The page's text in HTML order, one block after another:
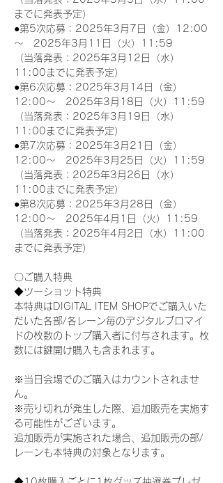
までに発表予定）
●第5次応募：2025年3月7日（金）12:00
～　2025年3月11日（火）11:59
（当落発表：2025年3月12日（水）
11:00までに発表予定）
●第6次応募：2025年3月14日（金）
12:00～　2025年3月18日（火）11:59
（当落発表：2025年3月19日（水）
11:00までに発表予定）
●第7次応募：2025年3月21日（金）
12:00～　2025年3月25日（火）11:59
（当落発表：2025年3月26日（水）
11:00までに発表予定）
●第8次応募：2025年3月28日（金）
12:00～　2025年4月1日（火）11:59
（当落発表：2025年4月2日（水）11:00
までに発表予定）
〇ご購入特典
◆ツーショット特典
本特典はDIGITAL ITEM SHOPでご購入いた
だいた各部/各レーン毎のデジタルブロマイ
ドの枚数のトップ購入者に付与されます。枚
数には鍵開け購入も含まれます。
※当日会場でのご購入はカウントされませ
ん。
※売り切れが発生した際、追加販売を実施す
る可能性がございます。
追加販売が実施された場合、追加販売の部/
レーンも本特典の対象となります。